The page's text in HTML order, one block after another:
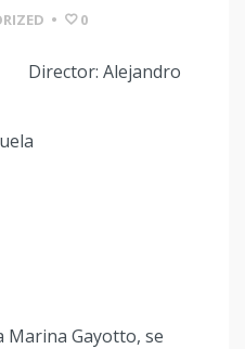
• 0
Director: Alejandro
Marina Gayotto, se